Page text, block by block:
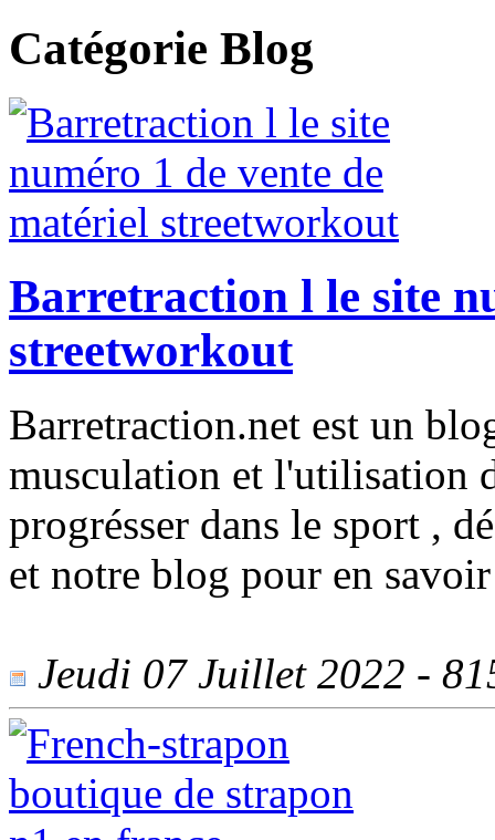
Catégorie Blog
Barretraction l le site
streetworkout
Barretraction.net est un
musculation et l'utilisation
progrésser dans le sport ,
et notre blog pour en
Jeudi 07 Juillet 2022 -